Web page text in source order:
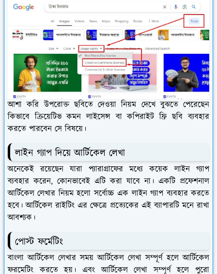
আশা করি উপরোক্ত ছবিতে দেওয়া নিয়ম দেখে বুঝতে পেরেছেন
কিভাবে ক্রিয়েটিভ কমন লাইসেন্স বা কপিরাইট ফ্রি ছবি ব্যবহার
করতে পারবেন সে বিষয়ে।
লাইন গ্যাপ দিয়ে আর্টিকেল লেখা
অনেকেই রয়েছেন যারা প্যারাগ্রাফের মধ্যে কয়েক লাইন গ্যাপ
ব্যবহার করেন, কোনভাবেই এটি করা যাবে না। একটি প্রফেশনাল
আর্টিকেল লেখার নিয়ম হলো সর্বোচ্চ এক লাইন গ্যাপ ব্যবহার করতে
হবে। আর্টিকেল রাইটিং এর ক্ষেত্রে প্রত্যেকের এই ব্যাপারটি মনে রাখা
আবশ্যক।
পোস্ট ফর্মেটিং
বাংলা আর্টিকেল লেখার সময় আর্টিকেল লেখা সম্পূর্ণ হলে আর্টিকেল
ফরমেটিং করতে হয়। এবং আর্টিকেল লেখা সম্পূর্ণ হলে পুরো